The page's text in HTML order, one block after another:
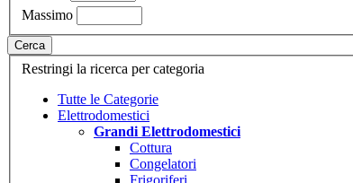
Massimo
Cerca
Restringi la ricerca per categoria
Tutte le Categorie
Elettrodomestici
Grandi Elettrodomestici
Cottura
Congelatori